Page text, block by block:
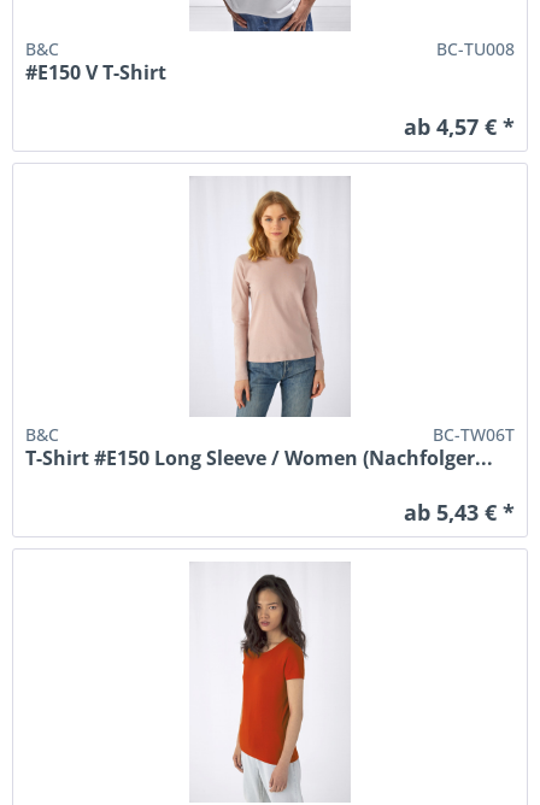
B&C BC-TU008
#E150 V T-Shirt
ab 4,57 € *
B&C BC-TW06T
T-Shirt #E150 Long Sleeve / Women (Nachfolger...
ab 5,43 € *